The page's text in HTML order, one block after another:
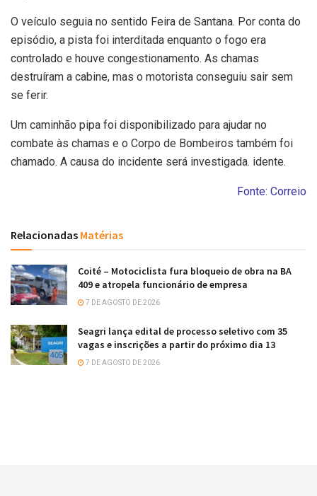
O veículo seguia no sentido Feira de Santana. Por conta do
episódio, a pista foi interditada enquanto o fogo era
controlado e houve congestionamento. As chamas
destruíram a cabine, mas o motorista conseguiu sair sem
se ferir.
Um caminhão pipa foi disponibilizado para ajudar no
combate às chamas e o Corpo de Bombeiros também foi
chamado. A causa do incidente será investigada. idente.
Fonte: Correio
Relacionadas Matérias
Coité – Motociclista fura bloqueio de obra na BA
409 e atropela funcionário de empresa
7 DE AGOSTO DE 2026
Seagri lança edital de processo seletivo com 35
vagas e inscrições a partir do próximo dia 13
7 DE AGOSTO DE 2026